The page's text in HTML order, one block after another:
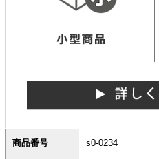
商品番号 s0-0234